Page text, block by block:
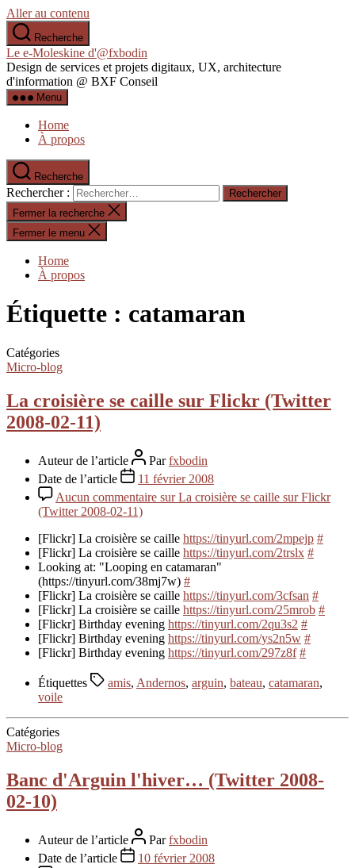
Aller au contenu
Recherche
Le e-Moleskine d'@fxbodin
Design de services et projets digitaux, UX, architecture
d'information @ BXF Conseil
Menu
Home
À propos
Recherche
Rechercher :
Fermer la recherche
Fermer le menu
Home
À propos
Étiquette : catamaran
Catégories
Micro-blog
La croisière se caille sur Flickr (Twitter
2008-02-11)
Auteur de l’article Parfxbodin
Date de l’article
11 février 2008
Aucun commentaire sur La croisière se caille sur Flickr
(Twitter 2008-02-11)
[Flickr] La croisière se caille https://tinyurl.com/2mpejp #
[Flickr] La croisière se caille https://tinyurl.com/2trslx #
Looking at: "Looping en catamaran"
(https://tinyurl.com/38mj7w) #
[Flickr] La croisière se caille https://tinyurl.com/3cfsan #
[Flickr] La croisière se caille https://tinyurl.com/25mrob #
[Flickr] Birthday evening https://tinyurl.com/2qu3s2 #
[Flickr] Birthday evening https://tinyurl.com/ys2n5w #
[Flickr] Birthday evening https://tinyurl.com/297z8f #
Étiquettes amis, Andernos, arguin, bateau, catamaran,
voile
Catégories
Micro-blog
Banc d'Arguin l'hiver… (Twitter 2008-
02-10)
Auteur de l’article Parfxbodin
Date de l’article
10 février 2008